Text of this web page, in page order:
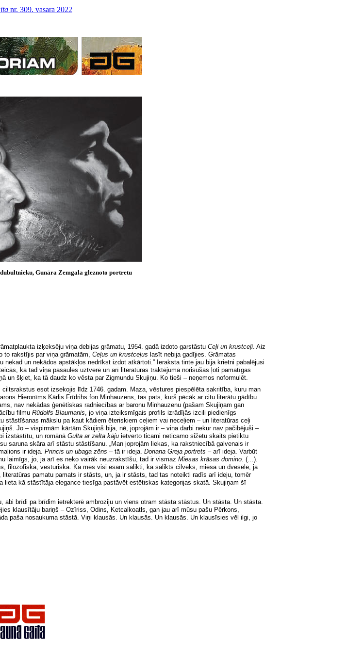
nr. 309. vasara 2022
Gunāra Zemgala gleznoto portretu
izķeksēju viņa debijas grāmatu, 1954. gadā izdoto garstāstu Ceļi un krustceļi. Aiz
to rakstījis par viņa grāmatām, Ceļus un krustceļus lasīt nebija gadījies. Grāmatas
nekad un nekādos apstākļos nedrīkst izdot atkārtoti.” Ieraksta tinte jau bija krietni pabalējusi
ka tad viņa pasaules uztverē un arī literatūras traktējumā norisušas ļoti pamatīgas
un šķiet, ka tā daudz ko vēsta par Zigmundu Skujiņu. Ko tieši – neņemos noformulēt.
esot izsekojis līdz 1746. gadam. Maza, vēstures piespēlēta sakritība, kuru man
Hieronīms Kārlis Frīdrihs fon Minhauzens, tas pats, kurš pēcāk ar citu literātu gādību
nav nekādas ģenētiskas radniecības ar baronu Minhauzenu (pašam Skujiņam gan
filmu Rūdolfs Blaumanis, jo viņa izteiksmīgais profils izrādījās izcili piedienīgs
mākslu pa kaut kādiem ēteriskiem ceļiem vai neceļiem – un literatūras ceļi
Jo – vispirmām kārtām Skujiņš bija, nē, joprojām ir – viņa darbi nekur nav pačibējuši –
izstāstītu, un romānā Gulta ar zelta kāju ietverto ticami neticamo sižetu skaits pietiktu
saruna skāra arī stāstu stāstīšanu. „Man joprojām liekas, ka rakstniecībā galvenais ir
ir ideja. Princis un ubaga zēns – tā ir ideja. Doriana Greja portrets – arī ideja. Varbūt
laimīgs, jo, ja arī es neko vairāk neuzrakstīšu, tad ir vismaz Miesas krāsas domino. (…).
filozofiskā, vēsturiskā. Kā mēs visi esam salikti, kā salikts cilvēks, miesa un dvēsele, ja
pamatu pamats ir stāsts, un, ja ir stāsts, tad tas noteikti radīs arī ideju, tomēr
lieta kā stāstītāja elegance tiesīga pastāvēt estētiskas kategorijas skatā. Skujiņam šī
abi brīdi pa brīdim ietrekterē ambroziju un viens otram stāsta stāstus. Un stāsta. Un stāsta.
klausītāju bariņš – Ozīriss, Odins, Ketcalkoatls, gan jau arī mūsu pašu Pērkons,
paša nosaukuma stāstā. Viņi klausās. Un klausās. Un klausās. Un klausīsies vēl ilgi, jo